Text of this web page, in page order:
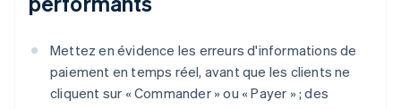
Mettez en évidence les erreurs d'informations de
paiement en temps réel, avant que les clients ne
cliquent sur « Commander » ou « Payer » ; des